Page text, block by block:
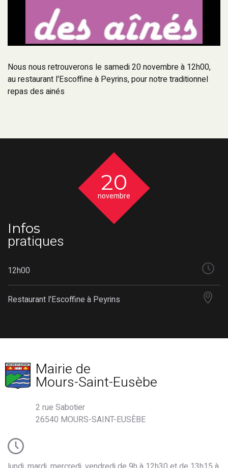
Nous nous retrouverons le samedi 20 novembre à 12h00,
au restaurant l'Escoffine à Peyrins, pour notre traditionnel
repas des ainés
20
novembre
Infos
pratiques
12h00
Restaurant l'Escoffine à Peyrins
Mairie de
Mours-Saint-Eusèbe
2 rue Sabotier
26540 MOURS-SAINT-EUSÈBE